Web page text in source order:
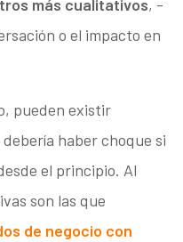
más cualitativos, -
o el impacto en
pueden existir
haber choque si
el principio. Al
son las que
de negocio con